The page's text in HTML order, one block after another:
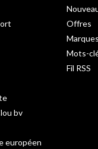
bv
européen
Offres
Mots-
Fil RSS